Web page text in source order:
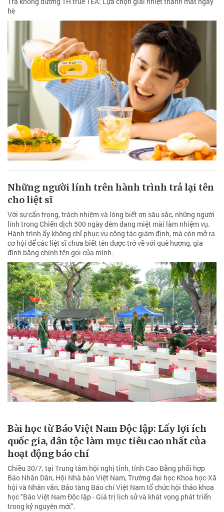
hè
Những người lính trên hành trình trả lại tên
cho liệt sĩ
Với sự cẩn trọng, trách nhiệm và lòng biết ơn sâu sắc, những người
lính trong Chiến dịch 500 ngày đêm đang miệt mài làm nhiệm vụ.
Hành trình ấy không chỉ phục vụ công tác giám định, mà còn mở ra
cơ hội để các liệt sĩ chưa biết tên được trở về với quê hương, gia
đình bằng chính tên gọi của mình.
Bài học từ Báo Việt Nam Độc lập: Lấy lợi ích
quốc gia, dân tộc làm mục tiêu cao nhất của
hoạt động báo chí
Chiều 30/7, tại Trung tâm hội nghị tỉnh, tỉnh Cao Bằng phối hợp
Báo Nhân Dân, Hội Nhà báo Việt Nam, Trường đại học Khoa học-Xã
hội và Nhân văn, Bảo tàng Báo chí Việt Nam tổ chức hội thảo khoa
học "Báo Việt Nam Độc lập - Giá trị lịch sử và khát vọng phát triển
trong kỷ nguyên mới".